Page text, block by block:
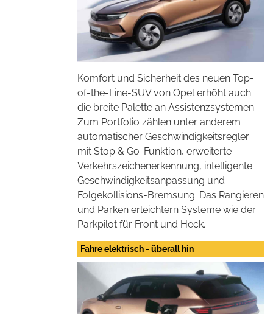
Komfort und Sicherheit des neuen Top-
of-the-Line-SUV von Opel erhöht auch
die breite Palette an Assistenzsystemen.
Zum Portfolio zählen unter anderem
automatischer Geschwindigkeitsregler
mit Stop & Go-Funktion, erweiterte
Verkehrszeichenerkennung, intelligente
Geschwindigkeitsanpassung und
Folgekollisions-Bremsung. Das Rangieren
und Parken erleichtern Systeme wie der
Parkpilot für Front und Heck.
Fahre elektrisch - überall hin